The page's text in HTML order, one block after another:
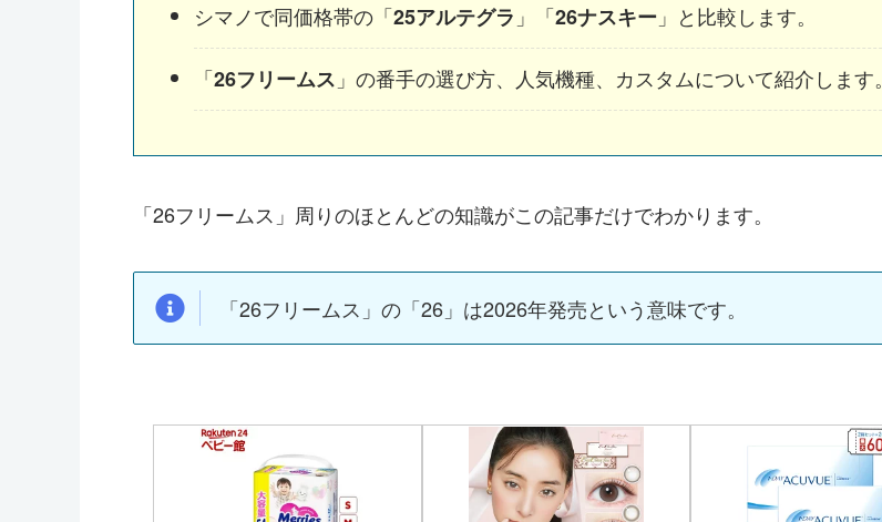
シマノで同価格帯の「25アルテグラ 」「26ナスキー 」と比較します。
「26フリームス 」の番手の選び方、人気機種、カスタムについて紹介します。
「26フリームス」周りのほとんどの知識がこの記事だけでわかります。
「26フリームス」の「26」は2026年発売という意味です。